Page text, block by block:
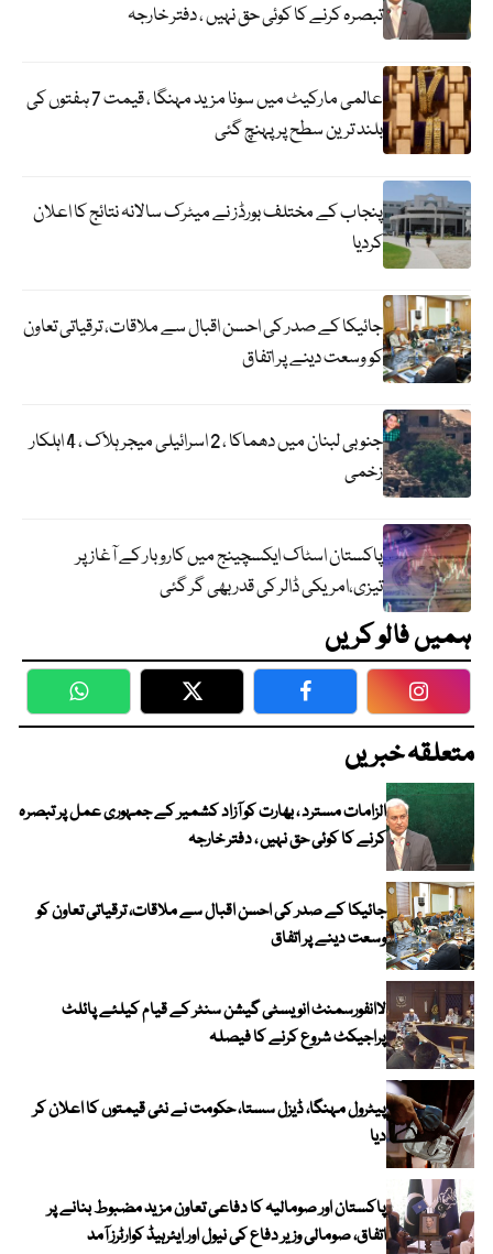
تبصرہ کرنے کا کوئی حق نہیں ، دفتر خارجہ
عالمی مارکیٹ میں سونا مزید مہنگا ، قیمت 7 ہفتوں کی
بلند ترین سطح پر پہنچ گئی
پنجاب کے مختلف بورڈز نے میٹرک سالانہ نتائج کا اعلان
کردیا
جائیکا کے صدر کی احسن اقبال سے ملاقات، ترقیاتی تعاون
کو وسعت دینے پر اتفاق
جنوبی لبنان میں دھماکا ، 2 اسرائیلی میجر ہلاک ، 4 اہلکار
زخمی
پاکستان اسٹاک ایکسچینج میں کاروبار کے آغاز پر
تیزی،امریکی ڈالر کی قدر بھی گر گئی
ہمیں فالو کریں
WhatsApp Twitter Facebook
متعلقہ خبریں
الزامات مسترد ، بھارت کو آزاد کشمیر کے جمہوری عمل پر تبصرہ
کرنے کا کوئی حق نہیں ، دفتر خارجہ
جائیکا کے صدر کی احسن اقبال سے ملاقات، ترقیاتی تعاون کو
وسعت دینے پر اتفاق
لاانفورسمنٹ انویسٹی گیشن سنٹر کے قیام کیلئے پائلٹ
پراجیکٹ شروع کرنے کا فیصلہ
پیٹرول مہنگا، ڈیزل سستا، حکومت نے نئی قیمتوں کا اعلان کر
دیا
پاکستان اور صومالیہ کا دفاعی تعاون مزید مضبوط بنانے پر
اتفاق، صومالی وزیر دفاع کی نیول اور ایئرہیڈ کوارٹرز آمد